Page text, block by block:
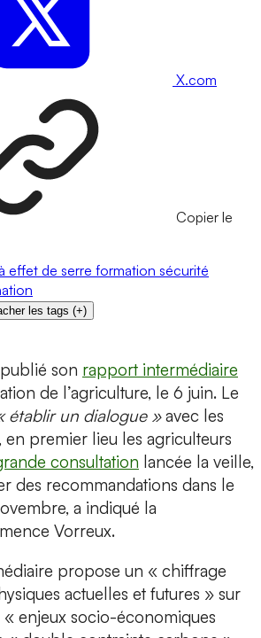
X.com
Copier le
effet de serre formation sécurité
les tags (+)
son rapport intermédiaire
de l’agriculture, le 6 juin. Le
établir un dialogue »avec les
en premier lieu les agriculteurs
consultation lancée la veille,
des recommandations dans le
a indiqué la
Vorreux.
propose un « chiffrage
actuelles et futures » sur
« enjeux socio-économiques